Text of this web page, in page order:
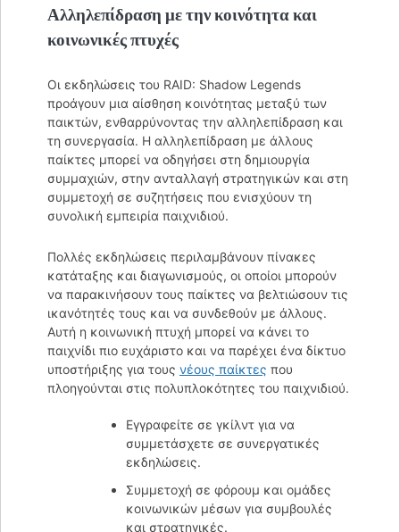
Αλληλεπίδραση με την κοινότητα και
κοινωνικές πτυχές
Οι εκδηλώσεις του RAID: Shadow Legends
προάγουν μια αίσθηση κοινότητας μεταξύ των
παικτών, ενθαρρύνοντας την αλληλεπίδραση και
τη συνεργασία. Η αλληλεπίδραση με άλλους
παίκτες μπορεί να οδηγήσει στη δημιουργία
συμμαχιών, στην ανταλλαγή στρατηγικών και στη
συμμετοχή σε συζητήσεις που ενισχύουν τη
συνολική εμπειρία παιχνιδιού.
Πολλές εκδηλώσεις περιλαμβάνουν πίνακες
κατάταξης και διαγωνισμούς, οι οποίοι μπορούν
να παρακινήσουν τους παίκτες να βελτιώσουν τις
ικανότητές τους και να συνδεθούν με άλλους.
Αυτή η κοινωνική πτυχή μπορεί να κάνει το
παιχνίδι πιο ευχάριστο και να παρέχει ένα δίκτυο
υποστήριξης για τους νέους παίκτες που
πλοηγούνται στις πολυπλοκότητες του παιχνιδιού.
Εγγραφείτε σε γκίλντ για να
συμμετάσχετε σε συνεργατικές
εκδηλώσεις.
Συμμετοχή σε φόρουμ και ομάδες
κοινωνικών μέσων για συμβουλές
και στρατηγικές.